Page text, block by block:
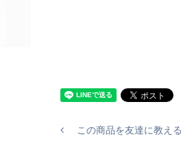
この商品を友達に教える